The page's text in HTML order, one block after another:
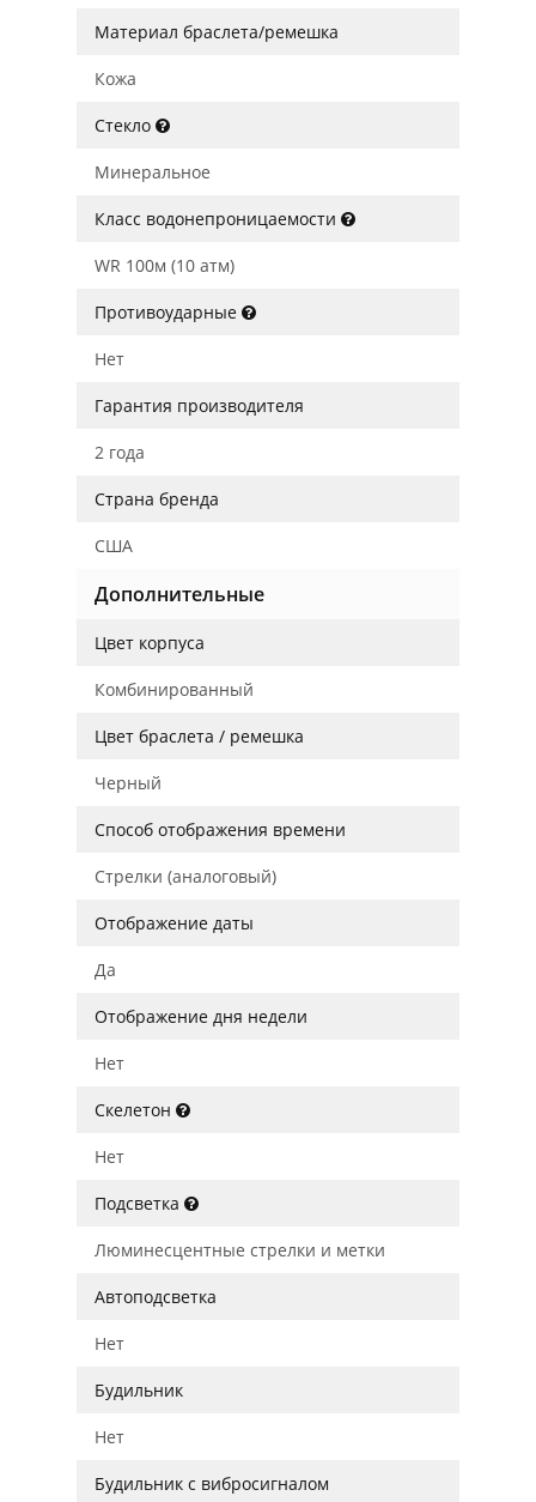
Материал браслета/ремешка
Кожа
Стекло
Минеральное
Класс водонепроницаемости
WR 100м (10 атм)
Противоударные
Нет
Гарантия производителя
2 года
Страна бренда
США
Дополнительные
Цвет корпуса
Комбинированный
Цвет браслета / ремешка
Черный
Способ отображения времени
Стрелки (аналоговый)
Отображение даты
Да
Отображение дня недели
Нет
Скелетон
Нет
Подсветка
Люминесцентные стрелки и метки
Автоподсветка
Нет
Будильник
Нет
Будильник с вибросигналом